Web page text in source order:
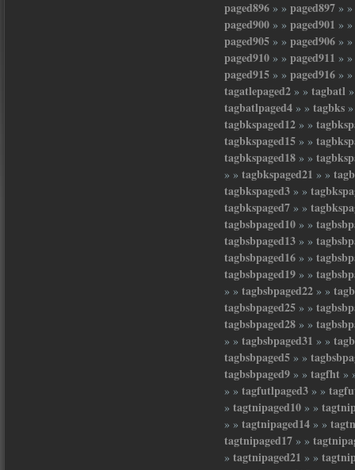
paged896 » » paged897 » »
paged900 » » paged901 » »
paged905 » » paged906 » »
paged910 » » paged911 » »
paged915 » » paged916 » »
tagatlepaged2 » » tagbatl
tagbatlpaged4 » » tagbks
tagbkspaged12 » »
tagbkspaged15 » »
tagbkspaged18 » »
» » tagbkspaged21 » »
tagbkspaged3 » »
tagbkspaged7 » »
tagbsbpaged10 » »
tagbsbpaged13 » »
tagbsbpaged16 » »
tagbsbpaged19 » »
» » tagbsbpaged22 » »
tagbsbpaged25 » »
tagbsbpaged28 » »
» » tagbsbpaged31 » »
tagbsbpaged5 » »
tagbsbpaged9 » » tagfht »
» » tagfutlpaged3 » »
» tagtnipaged10 » »
» » tagtnipaged14 » »
tagtnipaged17 » »
» tagtnipaged21 » »